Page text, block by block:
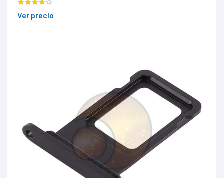
Ver precio